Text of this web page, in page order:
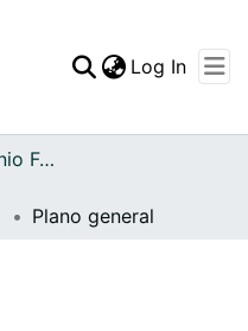
Log In
Archivo del Patrimonio Fotográfico y Fílmico del Valle del Cauca
Plano general